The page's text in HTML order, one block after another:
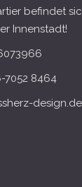
befindet
Innenstadt!
7052 8464
design.de